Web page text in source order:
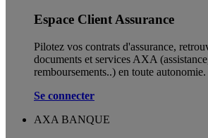
Espace Client Assurance
Pilotez vos contrats d'assurance,
documents et services AXA
remboursements..) en toute autonomie. ​
Se connecter
AXA BANQUE